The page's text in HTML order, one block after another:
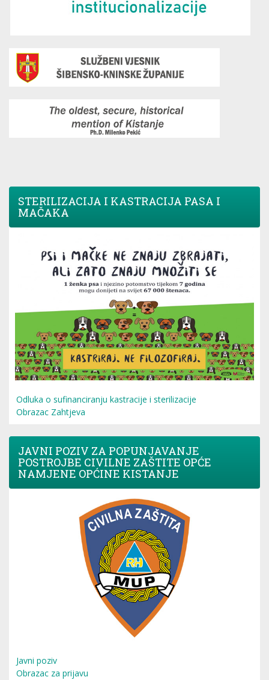
STERILIZACIJA I KASTRACIJA PASA I
MAČAKA
Odluka o sufinanciranju kastracije i sterilizacije
Obrazac Zahtjeva
JAVNI POZIV ZA POPUNJAVANJE
POSTROJBE CIVILNE ZAŠTITE OPĆE
NAMJENE OPĆINE KISTANJE
Javni poziv
Obrazac za prijavu